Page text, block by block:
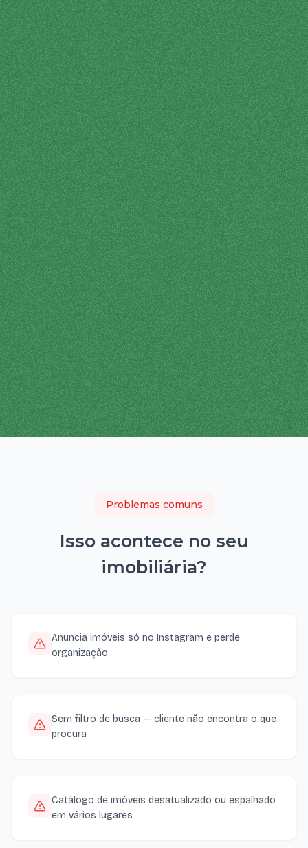
Problemas comuns
Isso acontece no seu
imobiliária?
Anuncia imóveis só no Instagram e perde
organização
Sem filtro de busca — cliente não encontra o que
procura
Catálogo de imóveis desatualizado ou espalhado
em vários lugares